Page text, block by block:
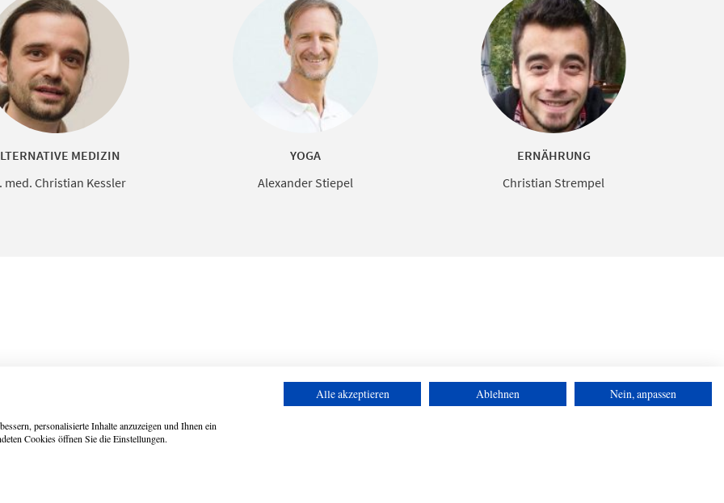
MEDIZIN
med. Christian Kessler
YOGA
Alexander Stiepel
ERNÄHRUNG
Christian Strempel
personalisierte Inhalte anzuzeigen und Ihnen ein
Cookies öffnen Sie die Einstellungen.
Alle akzeptieren Ablehnen Nein, anpassen